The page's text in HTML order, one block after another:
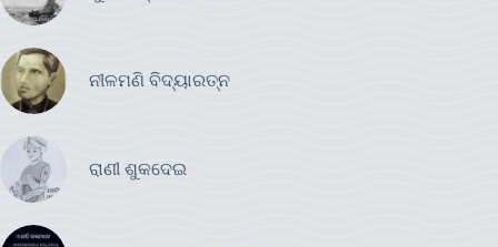
ନୀଳମଣି ବିଦ୍ୟାରତ୍ନ
ରାଣୀ ଶୁକଦେଇ